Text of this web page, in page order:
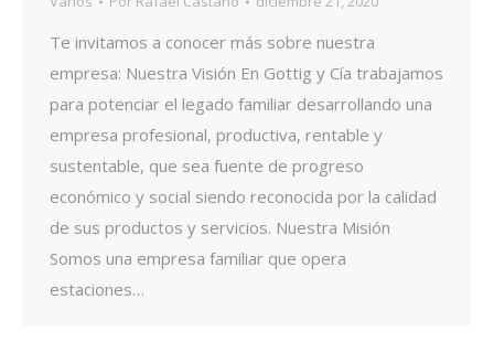
Te invitamos a conocer más sobre nuestra
empresa: Nuestra Visión En Gottig y Cía trabajamos
para potenciar el legado familiar desarrollando una
empresa profesional, productiva, rentable y
sustentable, que sea fuente de progreso
económico y social siendo reconocida por la calidad
de sus productos y servicios. Nuestra Misión
Somos una empresa familiar que opera
estaciones…